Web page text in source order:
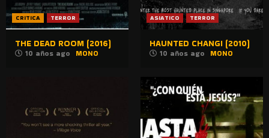
CRITICA TERROR
THE DEAD ROOM (2016)
10 años ago MONO
ASIATICO TERROR
HAUNTED CHANGI (2010)
10 años ago MONO